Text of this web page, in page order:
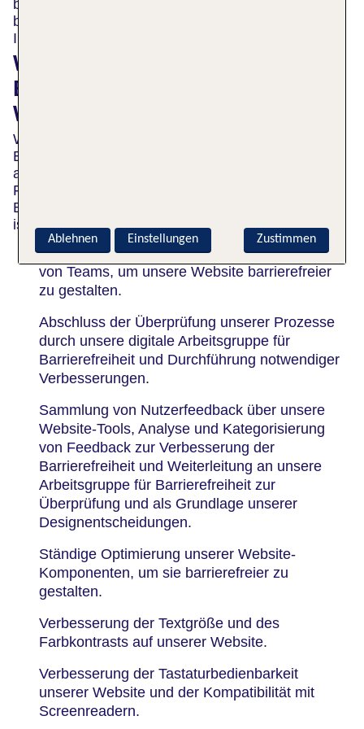
benötigen, können Sie die Website von AbilityNet
besuchen oder die Tipps der Web Accessibility
Initiative zur Anpassung Ihres Computers lesen.
Was tun wir, um die
Barrierefreiheit unserer
Website zu verbessern?
Wir identifizieren und beheben ständig Lücken und
Einschränkungen auf unserer Website. Wir streben
an, innerhalb der nächsten 12 Monate erhebliche
Fortschritte bei der Verbesserung der
Barrierefreiheit unserer Website zu erzielen. Hier
ist, woran wir derzeit arbeiten:
Fortsetzung der Schulung und Unterstützung
von Teams, um unsere Website barrierefreier
zu gestalten.
Abschluss der Überprüfung unserer Prozesse
durch unsere digitale Arbeitsgruppe für
Barrierefreiheit und Durchführung notwendiger
Verbesserungen.
Sammlung von Nutzerfeedback über unsere
Website-Tools, Analyse und Kategorisierung
von Feedback zur Verbesserung der
Barrierefreiheit und Weiterleitung an unsere
Arbeitsgruppe für Barrierefreiheit zur
Überprüfung und als Grundlage unserer
Designentscheidungen.
Ständige Optimierung unserer Website-
Komponenten, um sie barrierefreier zu
gestalten.
Verbesserung der Textgröße und des
Farbkontrasts auf unserer Website.
Verbesserung der Tastaturbedienbarkeit
unserer Website und der Kompatibilität mit
Screenreadern.
Zustimmen
Ablehnen Einstellungen